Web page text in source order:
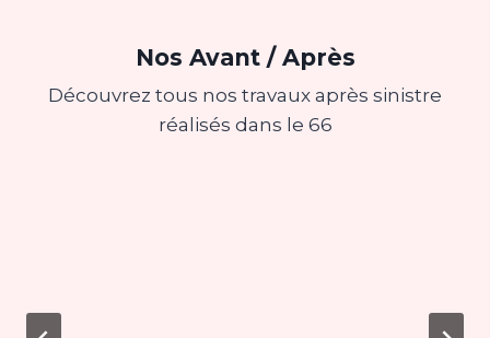
Nos Avant / Après
Découvrez tous nos travaux après sinistre
réalisés dans le 66